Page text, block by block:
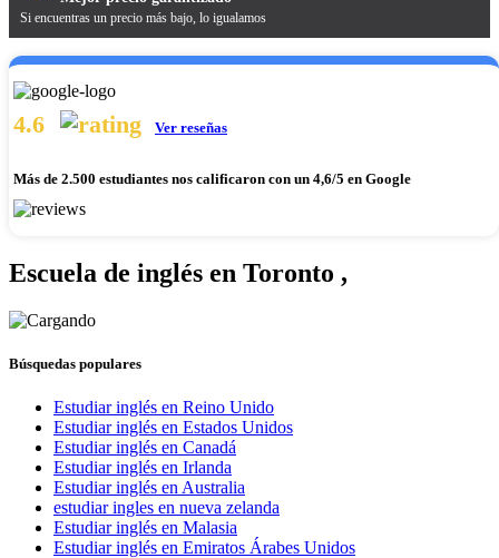
Si encuentras un precio más bajo, lo igualamos
4.6 Ver reseñas
Más de 2.500 estudiantes nos calificaron con un 4,6/5 en Google
Escuela de inglés en Toronto ,
Búsquedas populares
Estudiar inglés en Reino Unido
Estudiar inglés en Estados Unidos
Estudiar inglés en Canadá
Estudiar inglés en Irlanda
Estudiar inglés en Australia
estudiar ingles en nueva zelanda
Estudiar inglés en Malasia
Estudiar inglés en Emiratos Árabes Unidos